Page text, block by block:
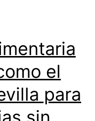
el
para